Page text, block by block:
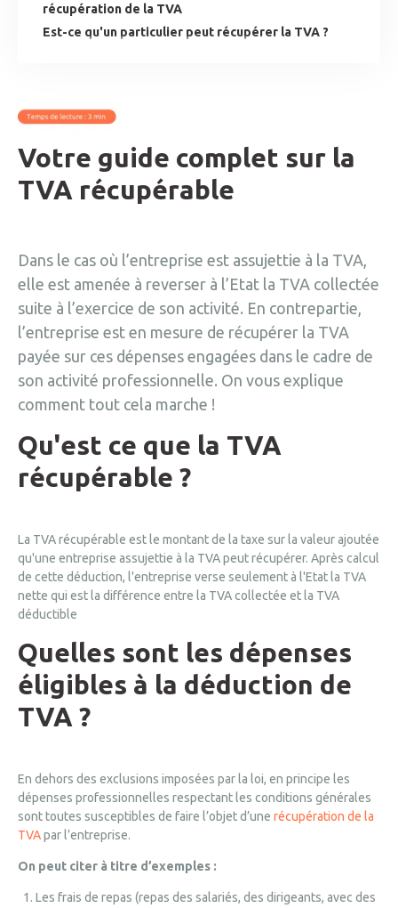
récupération de la TVA
Est-ce qu'un particulier peut récupérer la TVA ?
Votre guide complet sur la
TVA récupérable
Dans le cas où l’entreprise est assujettie à la TVA,
elle est amenée à reverser à l’Etat la TVA collectée
suite à l’exercice de son activité. En contrepartie,
l’entreprise est en mesure de récupérer la TVA
payée sur ces dépenses engagées dans le cadre de
son activité professionnelle. On vous explique
comment tout cela marche !
Qu'est ce que la TVA
récupérable ?
La TVA récupérable est le montant de la taxe sur la valeur ajoutée
qu'une entreprise assujettie à la TVA peut récupérer. Après calcul
de cette déduction, l'entreprise verse seulement à l'Etat la TVA
nette qui est la différence entre la TVA collectée et la TVA
déductible
Quelles sont les dépenses
éligibles à la déduction de
TVA ?
En dehors des exclusions imposées par la loi, en principe les
dépenses professionnelles respectant les conditions générales
sont toutes susceptibles de faire l’objet d’une récupération de la
TVApar l’entreprise.
On peut citer à titre d’exemples :
Les frais de repas (repas des salariés, des dirigeants, avec des